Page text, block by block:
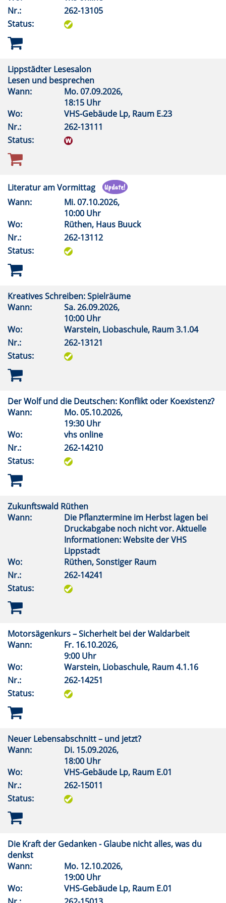
Nr.:
262-13105
Status:
Lippstädter Lesesalon
Lesen und besprechen
Wann:
Mo.07.09.2026,
18:15 Uhr
Wo:
VHS-Gebäude Lp, Raum E.23
Nr.:
262-13111
Status:
Literatur am Vormittag
Wann:
Mi.07.10.2026,
10:00 Uhr
Wo:
Rüthen, Haus Buuck
Nr.:
262-13112
Status:
Kreatives Schreiben: Spielräume
Wann:
Sa.26.09.2026,
10:00 Uhr
Wo:
Warstein, Liobaschule, Raum 3.1.04
Nr.:
262-13121
Status:
Der Wolf und die Deutschen: Konflikt oder Koexistenz?
Wann:
Mo.05.10.2026,
19:30 Uhr
Wo:
vhs online
Nr.:
262-14210
Status:
Zukunftswald Rüthen
Wann:
Die Pflanztermine im Herbst lagen bei
Druckabgabe noch nicht vor. Aktuelle
Informationen: Website der VHS
Lippstadt
Wo:
Rüthen, Sonstiger Raum
Nr.:
262-14241
Status:
Motorsägenkurs – Sicherheit bei der Waldarbeit
Wann:
Fr. 16.10.2026,
9:00 Uhr
Wo:
Warstein, Liobaschule, Raum 4.1.16
Nr.:
262-14251
Status:
Neuer Lebensabschnitt – und jetzt?
Wann:
Di. 15.09.2026,
18:00 Uhr
Wo:
VHS-Gebäude Lp, Raum E.01
Nr.:
262-15011
Status:
Die Kraft der Gedanken - Glaube nicht alles, was du
denkst
Wann:
Mo. 12.10.2026,
19:00 Uhr
Wo:
VHS-Gebäude Lp, Raum E.01